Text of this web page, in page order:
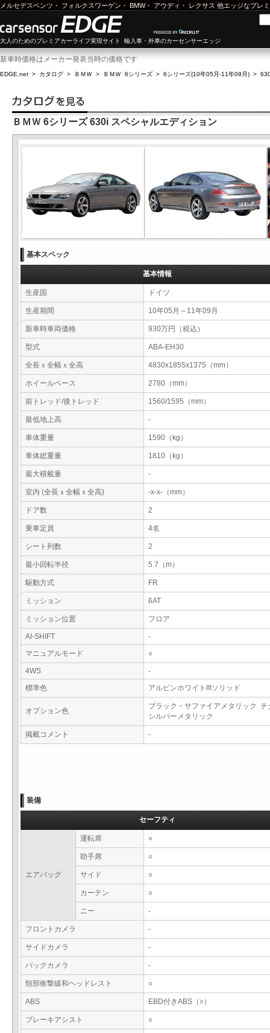
メルセデスベンツ ・ フォルクスワーゲン ・ BMW・ アウディ ・ レクサス 他エッジなプレ
大人のためのプレミアカーライフ実現サイト 輸入車・外車のカーセンサーエッジ
新車時価格はメーカー発表当時の価格です
EDGE.net > カタログ > ＢＭＷ > ＢＭＷ 6シリーズ > 6シリーズ(10年05月-11年09月) >
ＢＭＷ 6シリーズ 630i スペシャルエディション
基本スペック
基本情報
生産国 ドイツ
生産期間 10年05月～11年09月
新車時車両価格 930万円（税込）
型式 ABA-EH30
全長ｘ全幅ｘ全高 4830x1855x1375（mm）
ホイールベース 2780（mm）
前トレッド/後トレッド 1560/1595（mm）
最低地上高 -
車体重量 1590（kg）
車体総重量 1810（kg）
最大積載量 -
室内 (全長ｘ全幅ｘ全高) -x-x-（mm）
ドア数 2
乗車定員 4名
シート列数 2
最小回転半径 5.7（m）
駆動方式 FR
ミッション 6AT
ミッション位置 フロア
AI-SHIFT
-
マニュアルモード
○
4WS
-
標準色
アルピンホワイトIIIソリッド
オプション色
ブラック・サファイアメタリック チ
シルバーメタリック
掲載コメント -
装備
セーフティ
エアバッグ
運転席 ○
助手席 ○
サイド ○
カーテン ○
ニー -
フロントカメラ -
サイドカメラ -
バックカメラ -
頸部衝撃緩和ヘッドレスト ○
ABS EBD付きABS（○）
ブレーキアシスト ○